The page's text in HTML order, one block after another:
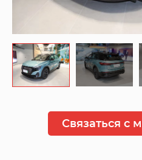
Связаться с